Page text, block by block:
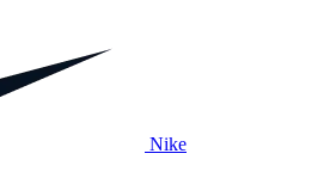
Nike